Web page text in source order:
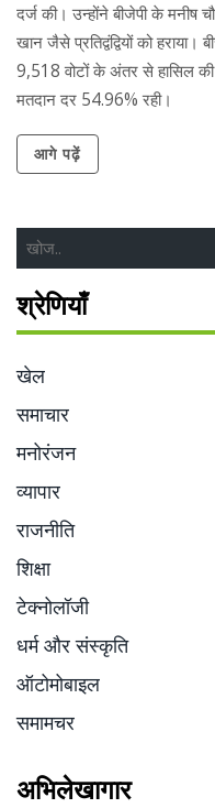
दर्ज की। उन्होंने बीजेपी के
खान जैसे प्रतिद्वंद्वियों को
9,518 वोटों के अंतर से हासिल
मतदान दर 54.96% रही।
आगे पढ़ें
श्रेणियाँ
खेल
समाचार
मनोरंजन
व्यापार
राजनीति
शिक्षा
टेक्नोलॉजी
धर्म और संस्कृति
ऑटोमोबाइल
समामचर
अभिलेखागार